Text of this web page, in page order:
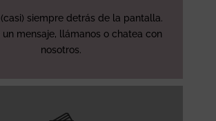
(casi) siempre detrás de la pantalla.
un mensaje, llámanos o chatea con
nosotros.